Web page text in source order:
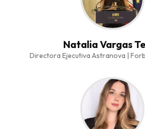
Natalia Vargas
Directora Ejecutiva Astranova |